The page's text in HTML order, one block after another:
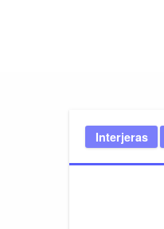
Interjeras